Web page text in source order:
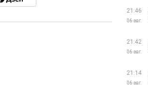
21:46
06 авг.
21:42
06 авг.
21:14
06 авг.